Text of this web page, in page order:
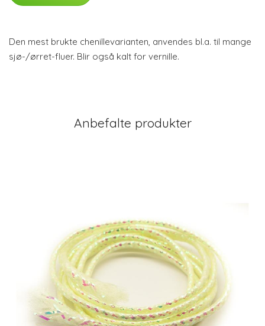
Den mest brukte chenillevarianten, anvendes bl.a. til mange
sjø-/ørret-fluer. Blir også kalt for vernille.
Anbefalte produkter